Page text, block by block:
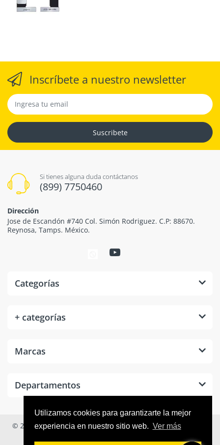
Utilizamos cookies para garantizarte la mejor
experiencia en nuestro sitio web. Ver más
Inscríbete a nuestro newsletter
Suscribete
Si tienes alguna duda contáctanos
(899) 7750460
Dirección
Jose de Escandón #740 Col. Simón Rodriguez. C.P: 88670.
Reynosa, Tamps. México.
Categorías
+ categorías
Marcas
Departamentos
© 2026Tool Room México. Todos los derechos reservados.